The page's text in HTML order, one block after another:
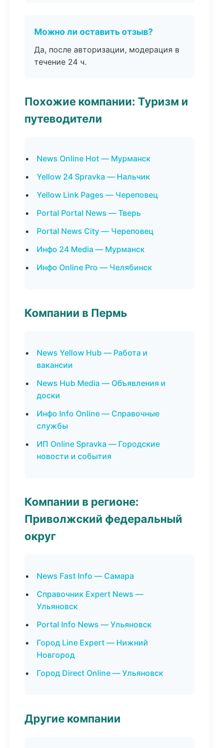
Можно ли оставить отзыв?
Да, после авторизации, модерация в
течение 24 ч.
Похожие компании: Туризм и
путеводители
News Online Hot — Мурманск
Yellow 24 Spravka — Нальчик
Yellow Link Pages — Череповец
Portal Portal News — Тверь
Portal News City — Череповец
Инфо 24 Media — Мурманск
Инфо Online Pro — Челябинск
Компании в Пермь
News Yellow Hub — Работа и
вакансии
News Hub Media — Объявления и
доски
Инфо Info Online — Справочные
службы
ИП Online Spravka — Городские
новости и события
Компании в регионе:
Приволжский федеральный
округ
News Fast Info — Самара
Справочник Expert News —
Ульяновск
Portal Info News — Ульяновск
Город Line Expert — Нижний
Новгород
Город Direct Online — Ульяновск
Другие компании